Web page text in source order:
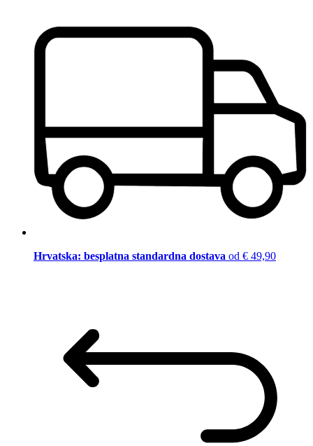
Hrvatska: besplatna standardna dostava od € 49,90